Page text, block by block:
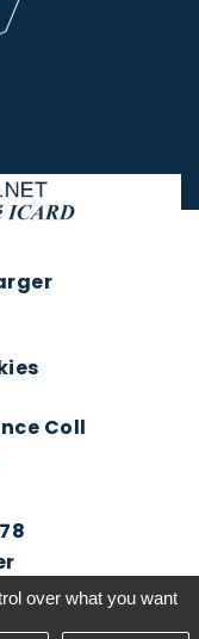
Coll
over what you want